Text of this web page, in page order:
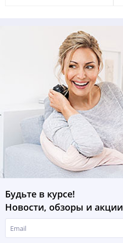
Будьте в курсе!
Новости, обзоры и акции